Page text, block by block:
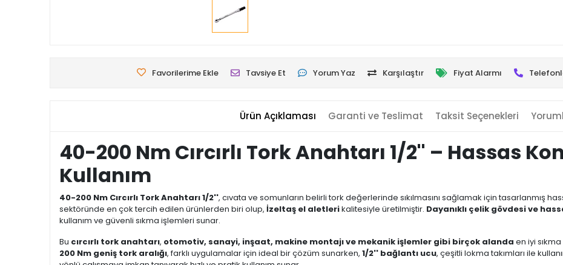
Favorilerime Ekle Tavsiye Et Yorum Yaz Karşılaştır Fiyat Alarmı
Ürün Açıklaması Garanti ve Teslimat Taksit Seçenekleri
40-200 Nm Cırcırlı Tork Anahtarı 1/2'' – Hassas
Kullanım
40-200 Nm Cırcırlı Tork Anahtarı 1/2'', cıvata ve somunların belirli tork değerlerinde sıkılmasını sağlamak için tasarlanmış
sektöründe en çok tercih edilen ürünlerden biri olup, İzeltaş el aletlerikalitesiyle üretilmiştir. Dayanıklı çelik gövdesi ve
kullanım ve güvenli sıkma işlemleri sunar.
Bu cırcırlı tork anahtarı, otomotiv, sanayi, inşaat, makine montajı ve mekanik işlemler gibi birçok alanda en iyi
200 Nm geniş tork aralığı, farklı uygulamalar için ideal bir çözüm sunarken, 1/2'' bağlantı ucu, çeşitli lokma takımları ile